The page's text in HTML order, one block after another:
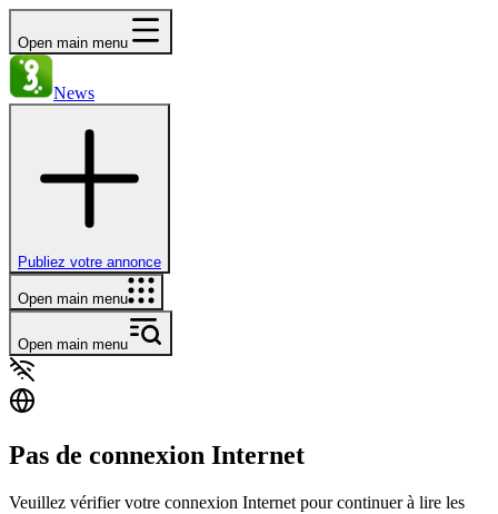
Open main menu
News
Publiez votre annonce
Open main menu
Open main menu
Pas de connexion Internet
Veuillez vérifier votre connexion Internet pour continuer à lire les